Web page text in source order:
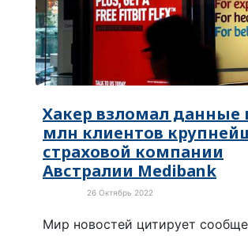
Хакер взломал данные
млн клиентов
страховой компании
Австралии Medibank
26 Октябрь 2022
Мир новостей цитирует